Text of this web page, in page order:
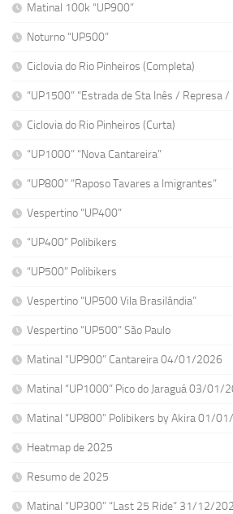
Matinal 100k “UP900”
Noturno “UP500”
Ciclovia do Rio Pinheiros (Completa)
“UP1500” “Estrada de Sta Inês / Represa
Ciclovia do Rio Pinheiros (Curta)
“UP1000” “Nova Cantareira”
“UP800” “Raposo Tavares a Imigrantes”
Vespertino “UP400”
“UP400” Polibikers
“UP500” Polibikers
Vespertino “UP500 Vila Brasilândia”
Vespertino “UP500” São Paulo
Matinal “UP900” Cantareira 04/01/2026
Matinal “UP1000” Pico do Jaraguá 03/01/
Matinal “UP800” Polibikers by Akira 01/
Heatmap de 2025
Resumo de 2025
Matinal “UP300” “Last 25 Ride” 31/12/